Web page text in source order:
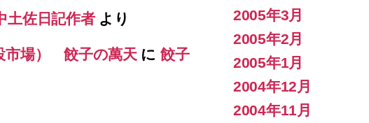
土佐日記作者より
市場） 餃子の萬天に 餃子
2005年3月
2005年2月
2005年1月
2004年12月
2004年11月